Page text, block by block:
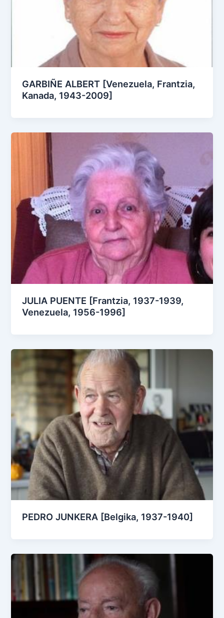
GARBIÑE ALBERT [Venezuela, Frantzia,
Kanada, 1943-2009]
JULIA PUENTE [Frantzia, 1937-1939,
Venezuela, 1956-1996]
PEDRO JUNKERA [Belgika, 1937-1940]